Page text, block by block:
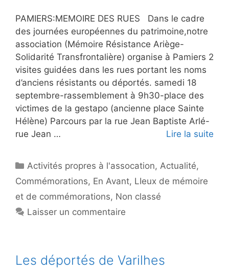
PAMIERS:MEMOIRE DES RUES Dans le cadre
des journées européennes du patrimoine,notre
association (Mémoire Résistance Ariège-
Solidarité Transfrontalière) organise à Pamiers 2
visites guidées dans les rues portant les noms
d’anciens résistants ou déportés. samedi 18
septembre-rassemblement à 9h30-place des
victimes de la gestapo (ancienne place Sainte
Hélène) Parcours par la rue Jean Baptiste Arlé-
rue Jean …
Lire la suite
Catégories
Activités propres à l'assocation,Actualité,
Commémorations, En Avant, LIeux de mémoire
et de commémorations, Non classé
Laisser un commentaire
Les déportés de Varilhes